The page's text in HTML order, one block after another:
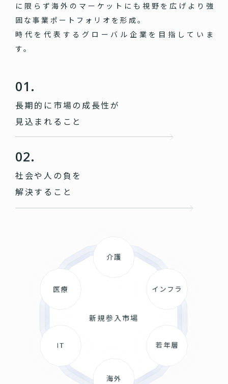
に限らず海外のマーケットにも視野を広げより強
固な事業ポートフォリオを形成。
時代を代表するグローバル企業を目指していま
す。
01.
長期的に市場の成長性が
見込まれること
02.
社会や人の負を
解決すること
新規参入市場
介護
インフラ
若年層
海外
IT
医療